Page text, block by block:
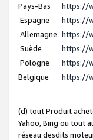
Pays-Bas
https://
Espagne
https://
Allemagne https://
Suède
https://
Pologne
https://
Belgique
https://
(d) tout Produit
Yahoo, Bing ou tout
réseau desdits